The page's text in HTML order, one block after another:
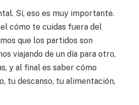
Sí, eso es muy importante.
cómo te cuidas fuera del
que los partidos son
viajando de un día para otro,
y al final es saber cómo
tu descanso, tu alimentación,